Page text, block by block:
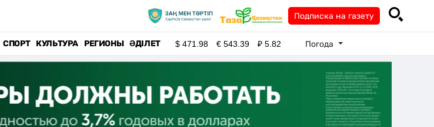
Подписка на газету
СПОРТ КУЛЬТУРА РЕГИОНЫ ӘДІЛЕТ $471.98 €543.39 ₽5.82 Погода